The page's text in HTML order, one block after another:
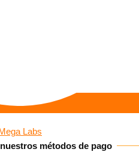
Labs
métodos de pago